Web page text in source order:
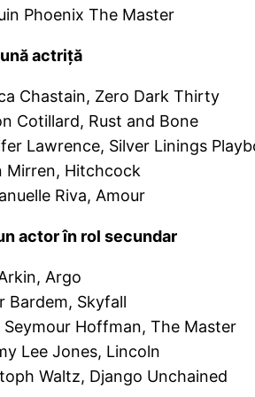
Phoenix The Master
actriţă
Chastain, Zero Dark Thirty
Cotillard, Rust and Bone
Lawrence, Silver Linings
Mirren, Hitchcock
Riva, Amour
actor în rol secundar
Argo
Bardem, Skyfall
Seymour Hoffman, The Master
Lee Jones, Lincoln
Waltz, Django Unchained